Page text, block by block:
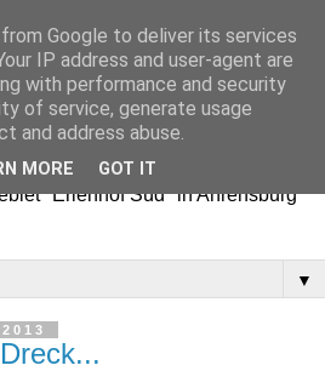
- Auf nach
den Weg zu unserem
"Erlenhof Süd" in Ahrensburg
▼
Google to deliver its services
IP address and user-agent are
with performance and security
of service, generate usage
and address abuse.
MORE GOT IT